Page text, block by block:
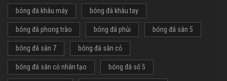
bóng đá khâu máy bóng đá khâu tay
bóng đá phong trào bóng đá phủi bóng đá sân 5
bóng đá sân 7 bóng đá sân cỏ
bóng đá sân cỏ nhân tạo bóng đá số 5